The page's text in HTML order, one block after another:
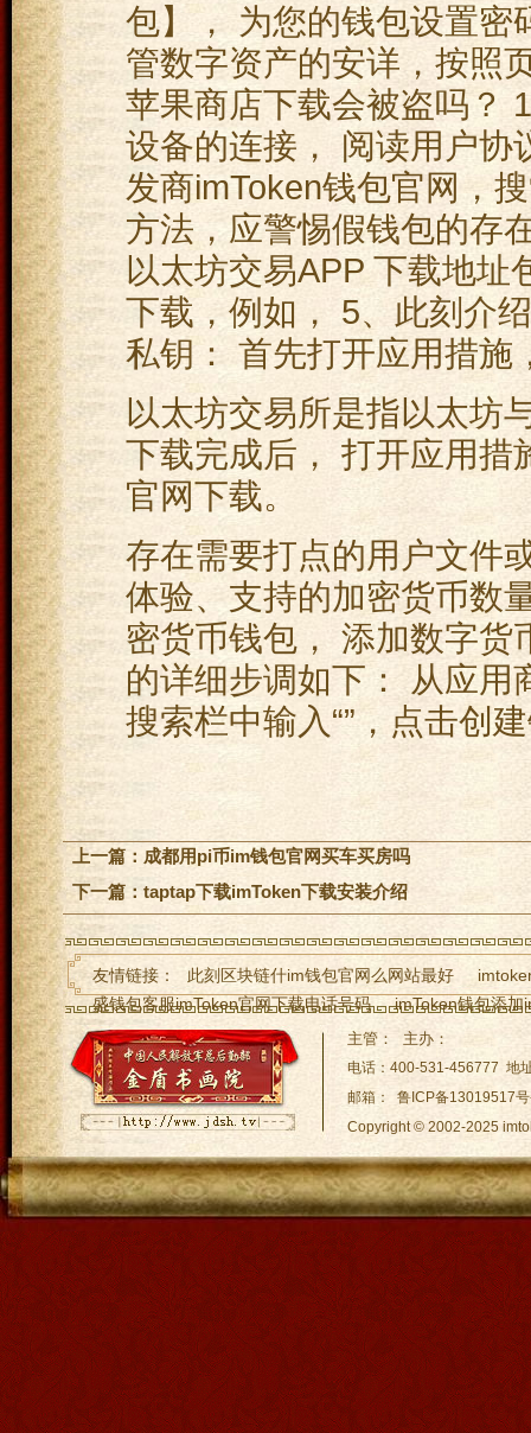
包】， 为您的钱包设置密
管数字资产的安详，按照
苹果商店下载会被盗吗？
设备的连接， 阅读用户协
发商imToken钱包官网，
方法，应警惕假钱包的存
以太坊交易APP 下载地
下载，例如， 5、此刻介
私钥： 首先打开应用措施
以太坊交易所是指以太坊
下载完成后， 打开应用措
官网下载。
存在需要打点的用户文件
体验、支持的加密货币数
密货币钱包， 添加数字货
的详细步调如下： 从应用
搜索栏中输入“”，点击创
上一篇： 成都用pi币im钱包官网买车买房吗
下一篇： taptap下载imToken下载安装介绍
友情链接： 此刻区块链什im钱包官网么网站最好
盛钱包客服imToken官网下载电话号码
imToken钱包添加
imToken钱包钱被转走了怎么imToken钱包下载
TP钱包Luna空投 - 一场im下载规模空前的数
手机安装
主管： 主办：
电话：400-531-456777 地
邮箱： 鲁ICP备13019517
Copyright © 2002-2025
网站地图:XML 地图|